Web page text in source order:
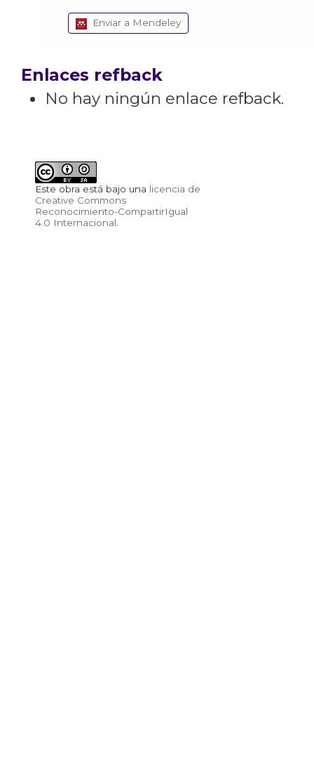
Enviar a Mendeley
Enlaces refback
No hay ningún enlace refback.
Este obra está bajo una licencia de
Creative Commons
Reconocimiento-CompartirIgual
4.0 Internacional.